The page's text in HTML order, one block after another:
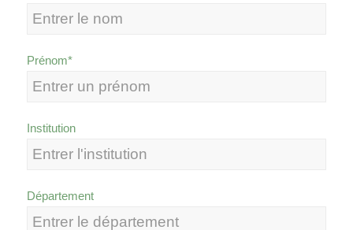
Prénom*
Institution
Département